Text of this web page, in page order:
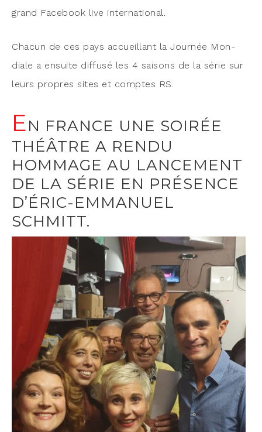
grand Face­book live international.
Cha­cun de ces pays accueillant la Jour­née Mon­
diale a ensuite dif­fu­sé les 4 sai­sons de la série sur
leurs propres sites et comptes RS.
EN FRANCE UNE SOIRÉE
THÉÂTRE A RENDU
HOMMAGE AU LANCEMENT
DE LA SÉRIE EN PRÉSENCE
D’ÉRIC-EMMANUEL
SCHMITT.